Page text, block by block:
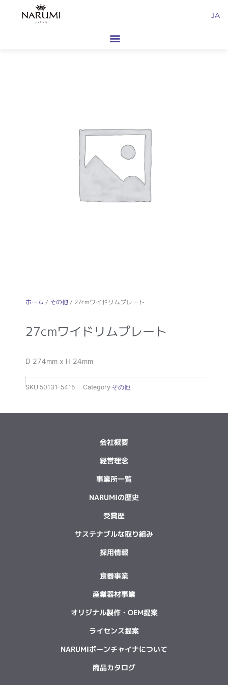
JA
ホーム / その他/ 27cmワイドリムプレート
27cmワイドリムプレート
D 274mm x H 24mm
SKU 50131-5415 Category その他
会社概要
経営理念
事業所一覧
NARUMIの歴史
受賞歴
サステナブルな取り組み
採用情報
食器事業
産業器材事業
オリジナル製作・OEM提案
ライセンス提案
NARUMIボーンチャイナについて
商品カタログ